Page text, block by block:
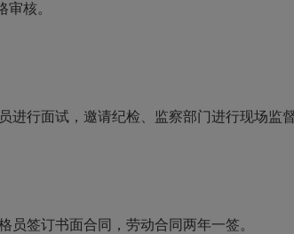
核。
行面试，邀请纪检、监察部门进行现场监督
签订书面合同，劳动合同两年一签。